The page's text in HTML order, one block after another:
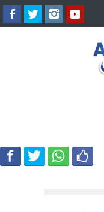
उत्तराखंड में
यमुनोत्री
भूस्खलन, कई